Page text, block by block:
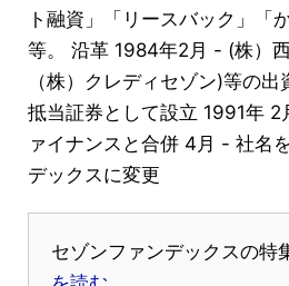
ト融資」「リースバック」「
等。 沿革 1984年2月 - (株）
（株）クレディセゾン)等の
抵当証券として設立 1991年 2
ァイナンスと合併 4月 - 社名
デックスに変更
セゾンファンデックスの